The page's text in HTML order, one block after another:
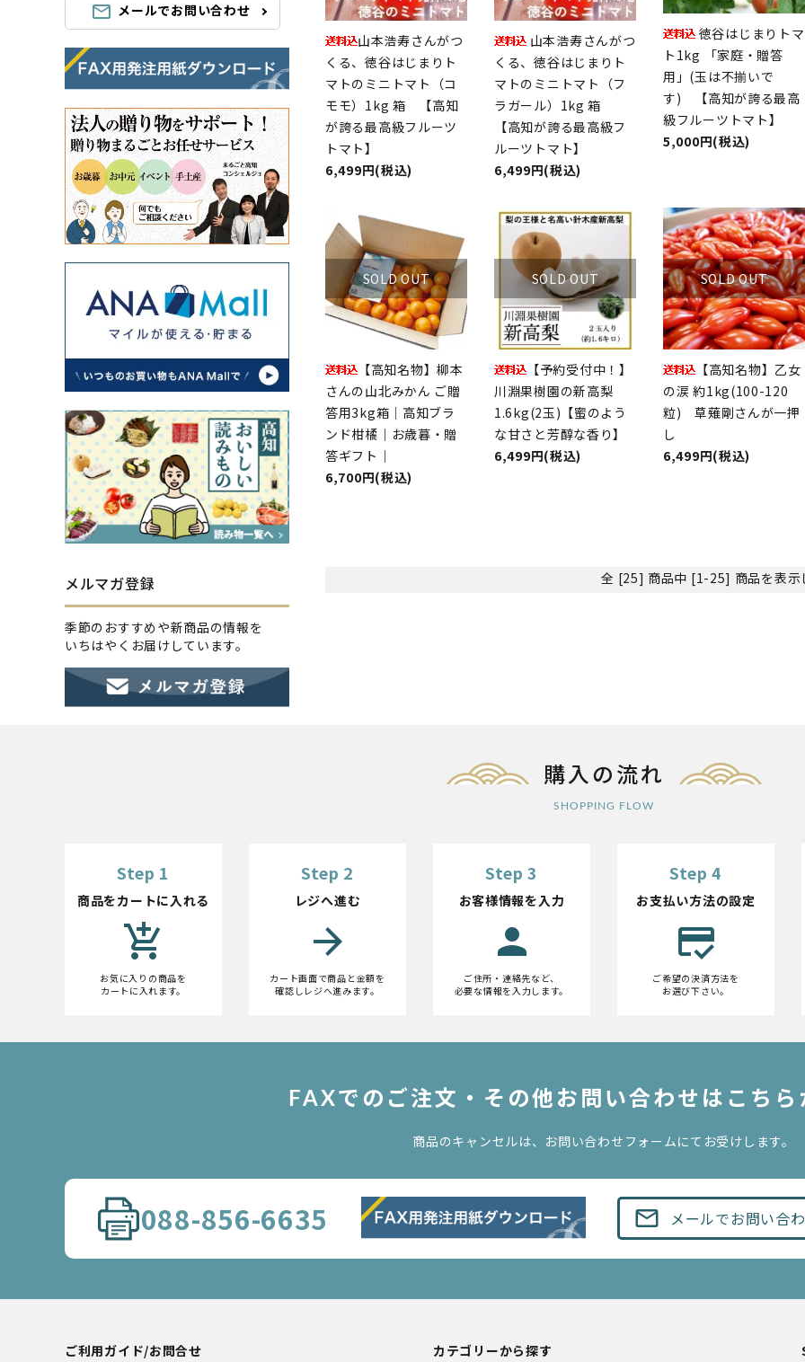
山本浩寿さんがつ
くる、徳谷はじまりト
マトのミニトマト（コ
モモ）1kg 箱 【高知
が誇る最高級フルーツ
トマト】
6,499円(税込)
山本浩寿さんがつ
くる、徳谷はじまりト
マトのミニトマト（フ
ラガール）1kg 箱
【高知が誇る最高級フ
ルーツトマト】
6,499円(税込)
徳谷はじまりトマ
ト1kg 「家庭・贈答
用」(玉は不揃いで
す) 【高知が誇る最高
級フルーツトマト】
5,000円(税込)
SOLD OUT
【高知名物】柳本
さんの山北みかん ご贈
答用3kg箱｜高知ブラ
ンド柑橘｜お歳暮・贈
答ギフト｜
6,700円(税込)
SOLD OUT
【予約受付中！】
川淵果樹園の新高梨
1.6kg(2玉)【蜜のよう
な甘さと芳醇な香り】
6,499円(税込)
SOLD OUT
【高知名物】乙女
の涙 約1kg(100-120
粒) 草薙剛さんが一押
し
6,499円(税込)
全 [25] 商品中 [1-25] 商品を表示
mail_outline メールでお問い合わせ
メルマガ登録
季節のおすすめや新商品の情報を
いちはやくお届けしています。
購入の流れ
SHOPPING FLOW
Step 1
商品をカートに入れる
add_shopping_cart
お気に入りの商品を
カートに入れます。
Step 2
レジへ進む
arrow_forward
カート画面で商品と金額を
確認しレジへ進みます。
Step 3
お客様情報を入力
person
ご住所・連絡先など、
必要な情報を入力します。
Step 4
お支払い方法の設定
credit_score
ご希望の決済方法を
お選び下さい。
FAXでのご注文・その他お問い合わせはこち
商品のキャンセルは、お問い合わせフォームにてお受けします。
088-856-6635 mail_outline メールでお問い合
ご利用ガイド/お問合せ カテゴリーから探す